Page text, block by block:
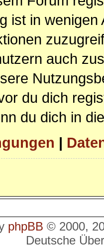
ist in
auch
du dich
du dich in
|
phpBB © 2000,
Deutsche